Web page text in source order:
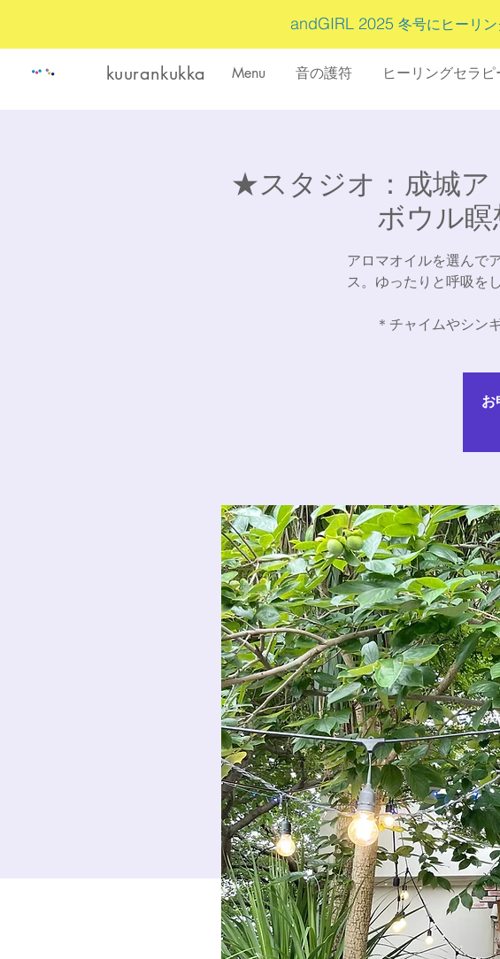
kuurankukka Menu 音の護符 ヒーリングセラピ
andGIRL 2025 冬号にヒーリ
★スタジオ：成城ア
ボウル瞑
アロマオイルを選んで
ス。ゆったりと呼吸を
＊チャイムやシン
お